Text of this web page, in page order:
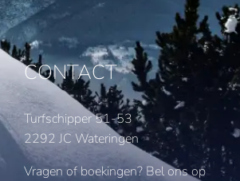
CONTACT
Turfschipper 51-53
2292 JC Wateringen
Vragen of boekingen? Bel ons op